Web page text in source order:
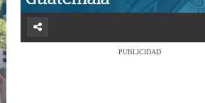
PUBLICIDAD